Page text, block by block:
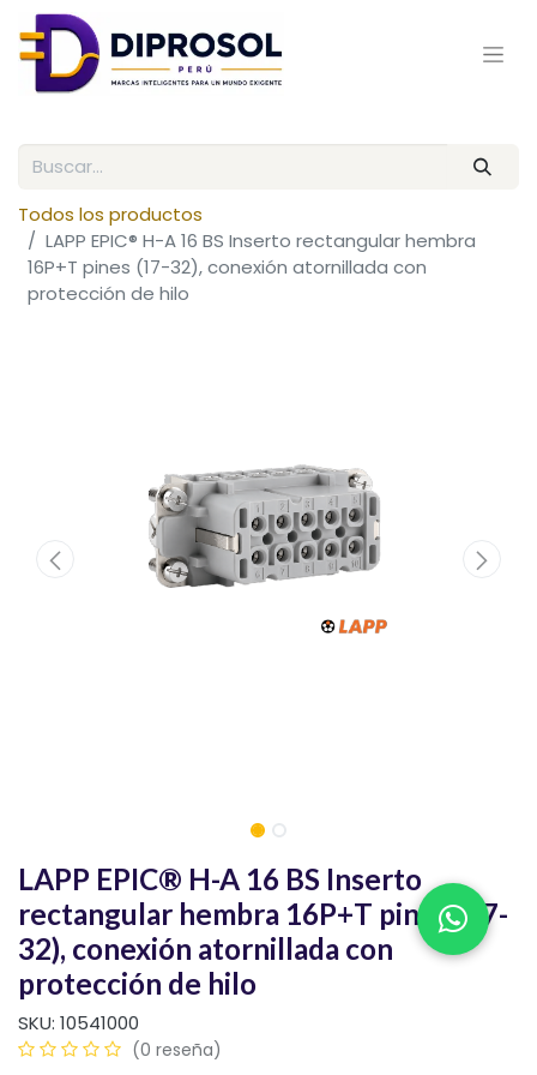
Todos los productos
LAPP EPIC® H-A 16 BS Inserto rectangular hembra
16P+T pines (17-32), conexión atornillada con
protección de hilo
LAPP EPIC® H-A 16 BS Inserto
rectangular hembra 16P+T pines (17-
32), conexión atornillada con
protección de hilo
SKU: 10541000
(0 reseña)